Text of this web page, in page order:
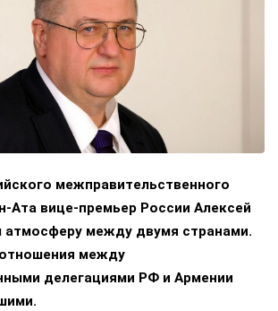
межправительственного
Ата вице-премьер России Алексей
атмосферу между двумя странами.
между
делегациями РФ и Армении